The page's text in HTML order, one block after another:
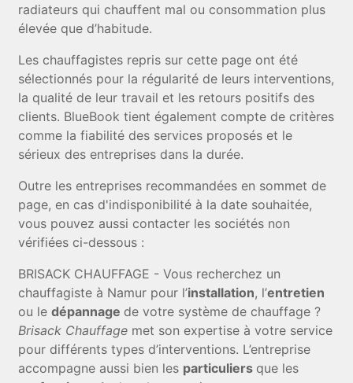
radiateurs qui chauffent mal ou consommation plus
élevée que d’habitude.
Les chauffagistes repris sur cette page ont été
sélectionnés pour la régularité de leurs interventions,
la qualité de leur travail et les retours positifs des
clients. BlueBook tient également compte de critères
comme la fiabilité des services proposés et le
sérieux des entreprises dans la durée.
Outre les entreprises recommandées en sommet de
page, en cas d'indisponibilité à la date souhaitée,
vous pouvez aussi contacter les sociétés non
vérifiées ci-dessous :
BRISACK CHAUFFAGE - Vous recherchez un
chauffagiste à Namur pour l’installation, l’entretien
ou ledépannage de votre système de chauffage ?
Brisack Chauffage met son expertise à votre service
pour différents types d’interventions. L’entreprise
accompagne aussi bien les particuliers que les